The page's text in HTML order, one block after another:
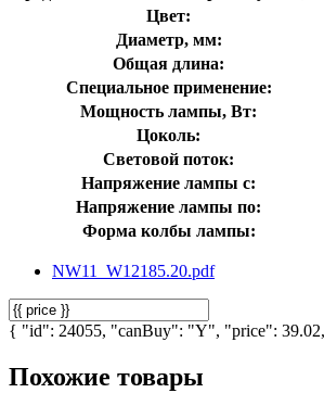
Цвет:
Диаметр, мм:
Общая длина:
Специальное применение:
Мощность лампы, Вт:
Цоколь:
Световой поток:
Напряжение лампы с:
Напряжение лампы по:
Форма колбы лампы:
NW11_W12185.20.pdf
{ "id": 24055, "canBuy": "Y", "price":
Похожие товары